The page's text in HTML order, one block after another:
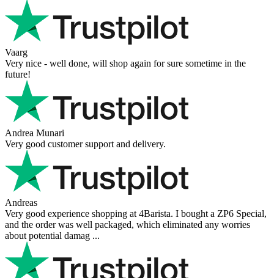
Vaarg
Very nice - well done, will shop again for sure sometime in the
future!
Andrea Munari
Very good customer support and delivery.
Andreas
Very good experience shopping at 4Barista. I bought a ZP6 Special,
and the order was well packaged, which eliminated any worries
about potential damag ...